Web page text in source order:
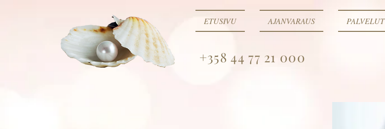
ETUSIVU AJANVARAUS PALVELUT
+358 44 77 21 000